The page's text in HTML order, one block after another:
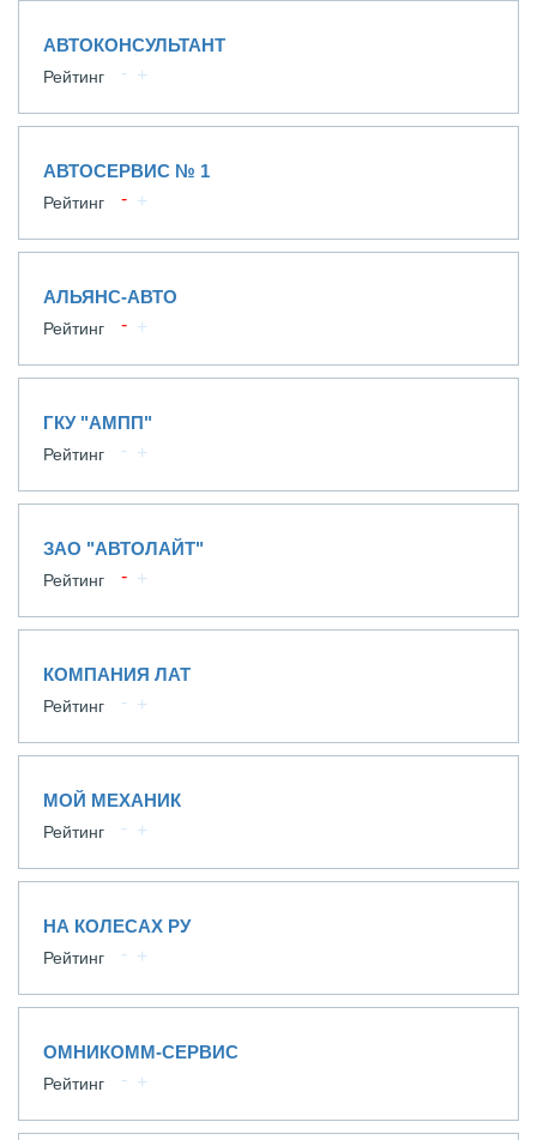
АВТОКОНСУЛЬТАНТ
Рейтинг
АВТОСЕРВИС № 1
Рейтинг
АЛЬЯНС-АВТО
Рейтинг
ГКУ "АМПП"
Рейтинг
ЗАО "АВТОЛАЙТ"
Рейтинг
КОМПАНИЯ ЛАТ
Рейтинг
МОЙ МЕХАНИК
Рейтинг
НА КОЛЕСАХ РУ
Рейтинг
ОМНИКОММ-СЕРВИС
Рейтинг